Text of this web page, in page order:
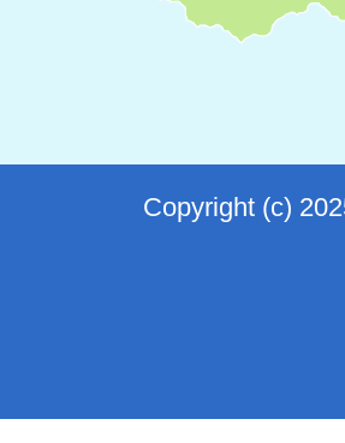
Copyright (c)